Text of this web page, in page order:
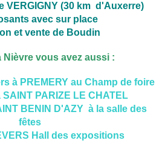
VERGIGNY (30 km d'Auxerre)
avec sur place
et vente de Boudin
Nièvre vous avez aussi :
à PREMERY au Champ de foire
PARIZE LE CHATEL
BENIN D'AZY à la salle des
fêtes
Hall des expositions